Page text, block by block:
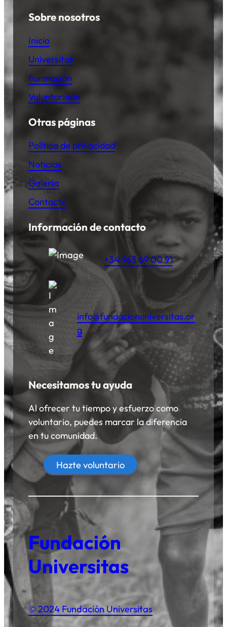
Sobre nosotros
Inicio
Universitas
Formación
Voluntariado
Otras páginas
Política de privacidad
Noticias
Galería
Contacto
Información de contacto
+34 963 69 00 91
info@fundacionuniversitas.or
g
Necesitamos tu ayuda
Al ofrecer tu tiempo y esfuerzo como
voluntario, puedes marcar la diferencia
en tu comunidad.
Hazte voluntario
Fundación
Universitas
© 2024 Fundación Universitas